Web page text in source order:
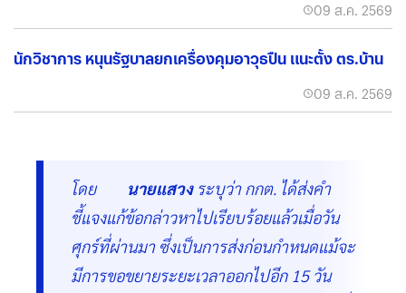
09 ส.ค. 2569
นักวิชาการ หนุนรัฐบาลยกเครื่องคุมอาวุธปืน แนะตั้ง ตร.บ้าน
09 ส.ค. 2569
โดย นายแสวง ระบุว่า กกต. ได้ส่งคำ
ชี้แจงแก้ข้อกล่าวหาไปเรียบร้อยแล้วเมื่อวัน
ศุกร์ที่ผ่านมา ซึ่งเป็นการส่งก่อนกำหนดแม้จะ
มีการขอขยายระยะเวลาออกไปอีก 15 วัน